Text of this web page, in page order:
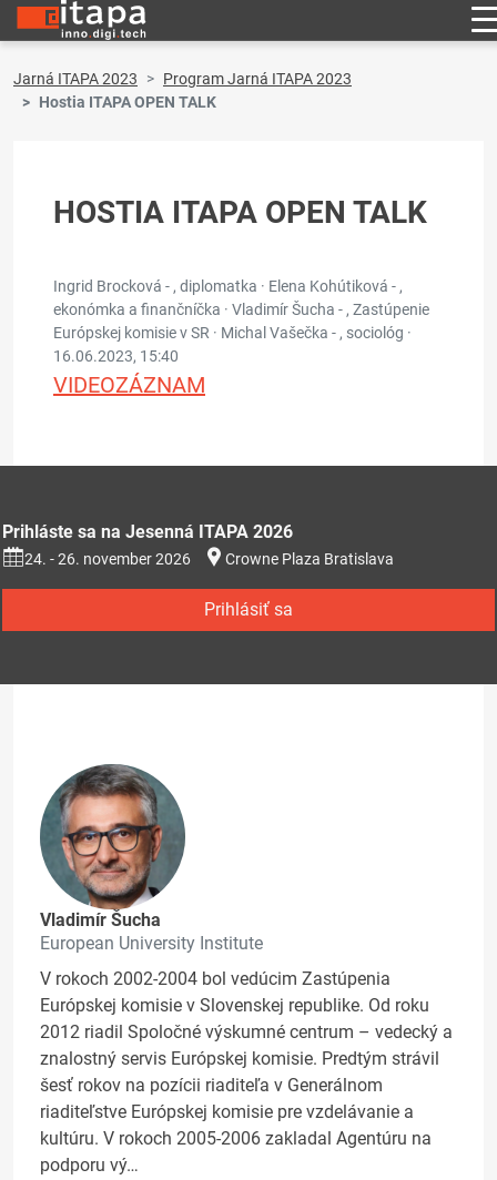
Jarná ITAPA 2023
Program Jarná ITAPA 2023
Hostia ITAPA OPEN TALK
HOSTIA ITAPA OPEN TALK
Ingrid Brocková - , diplomatka · Elena Kohútiková - ,
ekonómka a finančníčka · Vladimír Šucha - , Zastúpenie
Európskej komisie v SR · Michal Vašečka - , sociológ ·
16.06.2023, 15:40
VIDEOZÁZNAM
Prihláste sa na Jesenná ITAPA 2026
24. - 26. november 2026 Crowne Plaza Bratislava
Prihlásiť sa
Vladimír Šucha
European University Institute
V rokoch 2002-2004 bol vedúcim Zastúpenia
Európskej komisie v Slovenskej republike. Od roku
2012 riadil Spoločné výskumné centrum – vedecký a
znalostný servis Európskej komisie. Predtým strávil
šesť rokov na pozícii riaditeľa v Generálnom
riaditeľstve Európskej komisie pre vzdelávanie a
kultúru. V rokoch 2005-2006 zakladal Agentúru na
podporu vý…